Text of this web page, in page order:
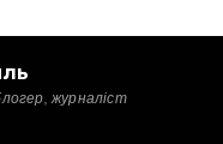
журналіст